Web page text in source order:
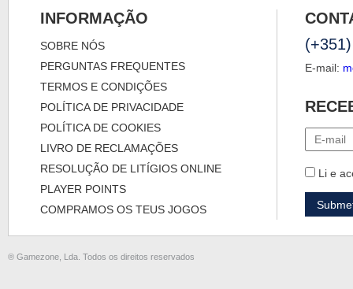
INFORMAÇÃO
SOBRE NÓS
PERGUNTAS FREQUENTES
TERMOS E CONDIÇÕES
POLÍTICA DE PRIVACIDADE
POLÍTICA DE COOKIES
LIVRO DE RECLAMAÇÕES
RESOLUÇÃO DE LITÍGIOS ONLINE
PLAYER POINTS
COMPRAMOS OS TEUS JOGOS
E-mail:
Li e
® Gamezone, Lda. Todos os direitos reservados